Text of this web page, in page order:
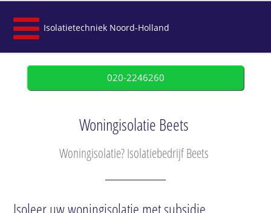
Isolatietechniek Noord-Holland
020-2246260
Woningisolatie Beets
Woningisolatie? Isolatiebedrijf Beets
Isoleer uw woningisolatie met subsidie